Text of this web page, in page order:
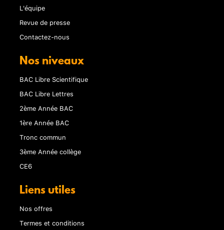
L'équipe
Revue de presse
Contactez-nous
Nos niveaux
BAC Libre Scientifique
BAC Libre Lettres
2ème Année BAC
1ère Année BAC
Tronc commun
3ème Année collège
CE6
Liens utiles
Nos offres
Termes et conditions